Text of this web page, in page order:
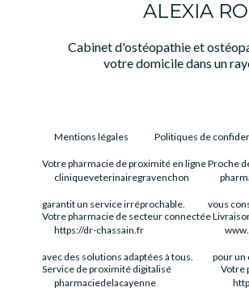
ALEXIA
Cabinet d'ostéopathie et
votre domicile dans un
Mentions légales Politiques de
Votre pharmacie de proximité en ligne
cliniqueveterinairegravenchon
garantit un service irréprochable.
Proche
vous
Votre pharmacie de secteur connectée
https://dr-chassain.fr
avec des solutions adaptées à tous.
pour un
Service de proximité digitalisé
pharmaciedelacayenne
Votre